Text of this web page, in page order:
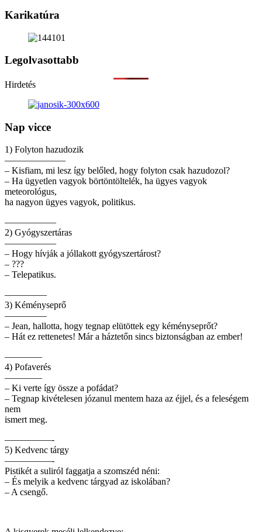
Karikatúra
Legolvasottabb
Hirdetés
Nap vicce
1) Folyton hazudozik
——————–
– Kisfiam, mi lesz így belőled, hogy folyton csak hazudozol?
– Ha ügyetlen vagyok börtöntöltelék, ha ügyes vagyok
meteorológus,
ha nagyon ügyes vagyok, politikus.
—————–
2) Gyógyszertáras
—————–
– Hogy hívják a jóllakott gyógyszertárost?
– ???
– Telepatikus.
————–
3) Kéményseprő
————–
– Jean, hallotta, hogy tegnap elütöttek egy kéményseprőt?
– Hát ez rettenetes! Már a háztetőn sincs biztonságban az ember!
————
4) Pofaverés
————
– Ki verte így össze a pofádat?
– Tegnap kivételesen józanul mentem haza az éjjel, és a feleségem
nem
ismert meg.
—————-
5) Kedvenc tárgy
—————-
Pistikét a suliról faggatja a szomszéd néni:
– És melyik a kedvenc tárgyad az iskolában?
– A csengő.